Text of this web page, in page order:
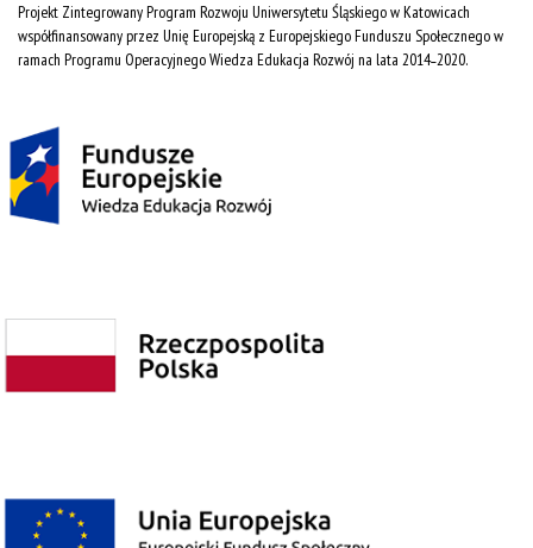
Projekt Zintegrowany Program Rozwoju Uniwersytetu Śląskiego w Katowicach
współfinansowany przez Unię Europejską z Europejskiego Funduszu Społecznego w
ramach Programu Operacyjnego Wiedza Edukacja Rozwój na lata 2014˗2020.